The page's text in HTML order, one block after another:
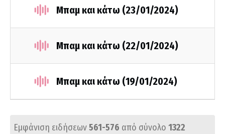
Μπαμ και κάτω (23/01/2024)
Μπαμ και κάτω (22/01/2024)
Μπαμ και κάτω (19/01/2024)
Εμφάνιση ειδήσεων561-576 από σύνολο 1322